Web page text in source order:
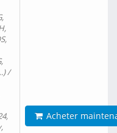
/
Acheter